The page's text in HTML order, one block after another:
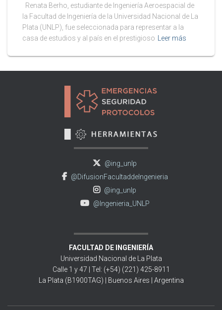
Renata Berho, estudiante de Ingeniería Aeroespacial de
la Facultad de Ingeniería de la Universidad Nacional de La
Plata (UNLP), fue seleccionada para representar a la
casa de estudios y al país en el prestigioso
Leer más
@ing_unlp
@DifusionFacultaddeIngenieria
@ing_unlp
@Ingenieria_UNLP
FACULTAD DE INGENIERÍA
Universidad Nacional de La Plata
Calle 1 y 47 | Tel: (+54) (221) 425-8911
La Plata (B1900TAG) | Buenos Aires | Argentina